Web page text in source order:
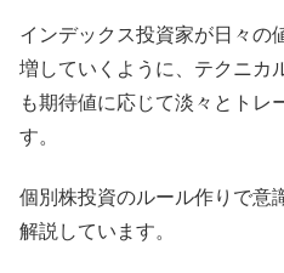
インデックス投資家が日々の
増していくように、テクニカ
も期待値に応じて淡々とトレ
す。
個別株投資のルール作りで意
解説しています。